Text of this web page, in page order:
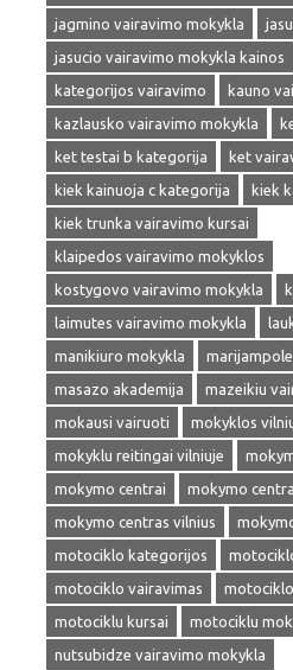
jagmino vairavimo mokykla
jasucio vairavimo mokykla kainos
kategorijos vairavimo
kauno
kazlausko vairavimo mokykla
ket testai b kategorija
ket
kiek kainuoja c kategorija
kiek
kiek trunka vairavimo kursai
klaipedos vairavimo mokyklos
kostygovo vairavimo mokykla
laimutes vairavimo mokykla
manikiuro mokykla
masazo akademija
mazeikiu
mokausi vairuoti
mokyklos
mokyklu reitingai vilniuje
mokymo centrai
mokymo
mokymo centras vilnius
motociklo kategorijos
motociklo vairavimas
motociklu kursai
motociklu
nutsubidze vairavimo mokykla